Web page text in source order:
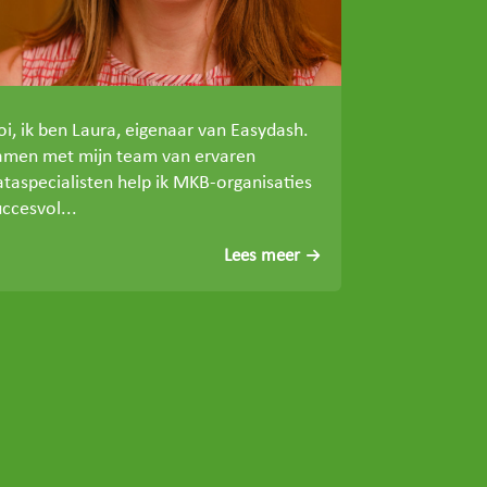
ik ben Laura, eigenaar van Easydash.
met mijn team van ervaren
help ik MKB-organisaties
Lees meer